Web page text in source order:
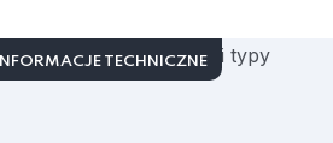
INFORMACJE TECHNICZNE